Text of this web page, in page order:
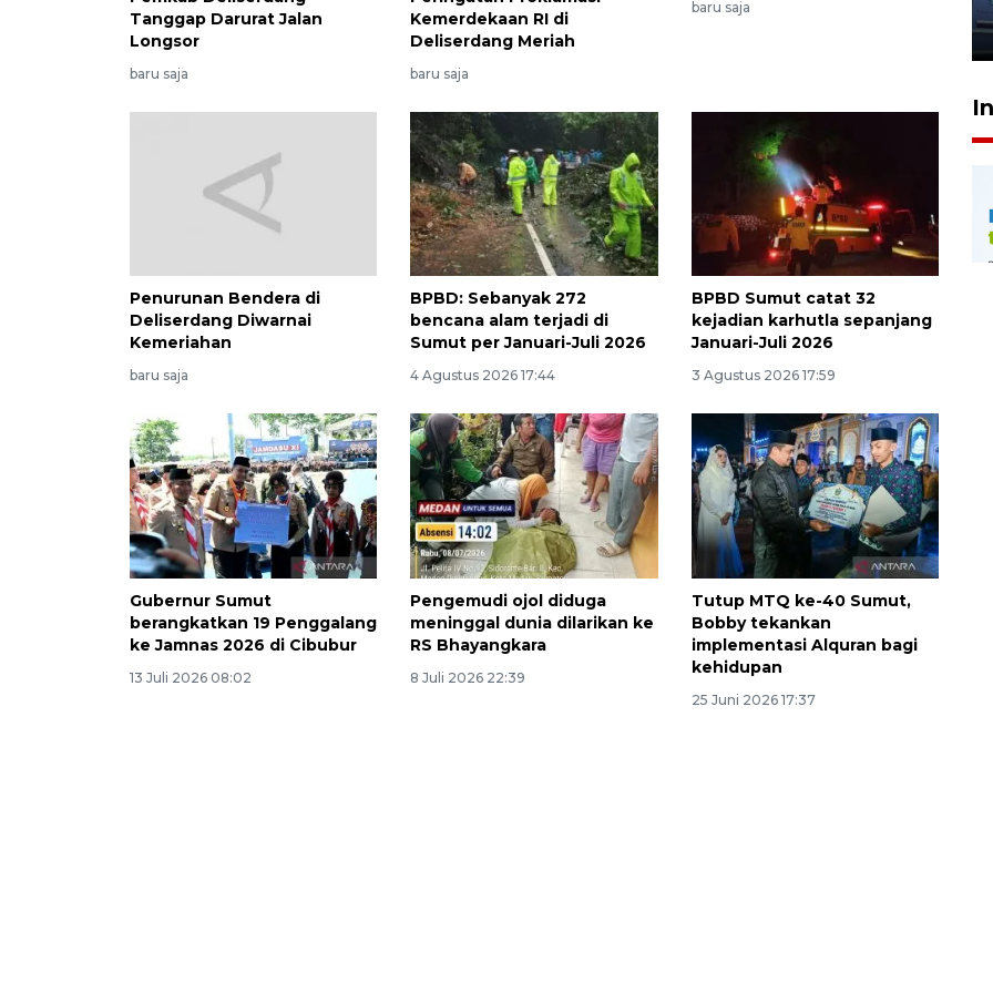
Tanggap Darurat Jalan
Longsor
baru saja
Kemerdekaan RI di
Deliserdang Meriah
baru saja
baru saja
Penurunan Bendera di
Deliserdang Diwarnai
Kemeriahan
baru saja
BPBD: Sebanyak 272
bencana alam terjadi di
Sumut per Januari-Juli 2026
4 Agustus 2026 17:44
BPBD Sumut catat 32
kejadian karhutla sepanjang
Januari-Juli 2026
3 Agustus 2026 17:59
Gubernur Sumut
berangkatkan 19 Penggalang
ke Jamnas 2026 di Cibubur
13 Juli 2026 08:02
Pengemudi ojol diduga
meninggal dunia dilarikan ke
RS Bhayangkara
8 Juli 2026 22:39
Tutup MTQ ke-40 Sumut,
Bobby tekankan
implementasi Alquran bagi
kehidupan
25 Juni 2026 17:37